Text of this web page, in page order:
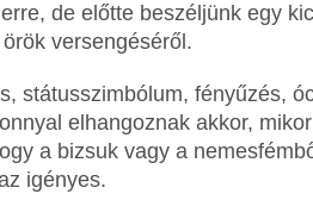
de előtte beszéljünk egy
versengéséről.
státusszimbólum, fényűzés,
elhangoznak akkor,
a bizsuk vagy a
igényes.